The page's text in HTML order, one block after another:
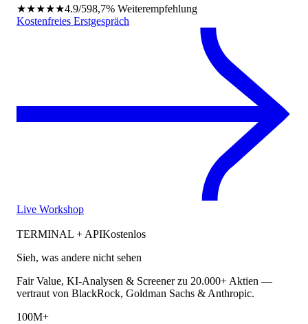
★★★★★4.9/598,7% Weiterempfehlung
Kostenfreies Erstgespräch
Live Workshop
TERMINAL + APIKostenlos
Sieh, was andere nicht sehen
Fair Value, KI-Analysen & Screener zu 20.000+ Aktien —
vertraut von BlackRock, Goldman Sachs & Anthropic.
100M+